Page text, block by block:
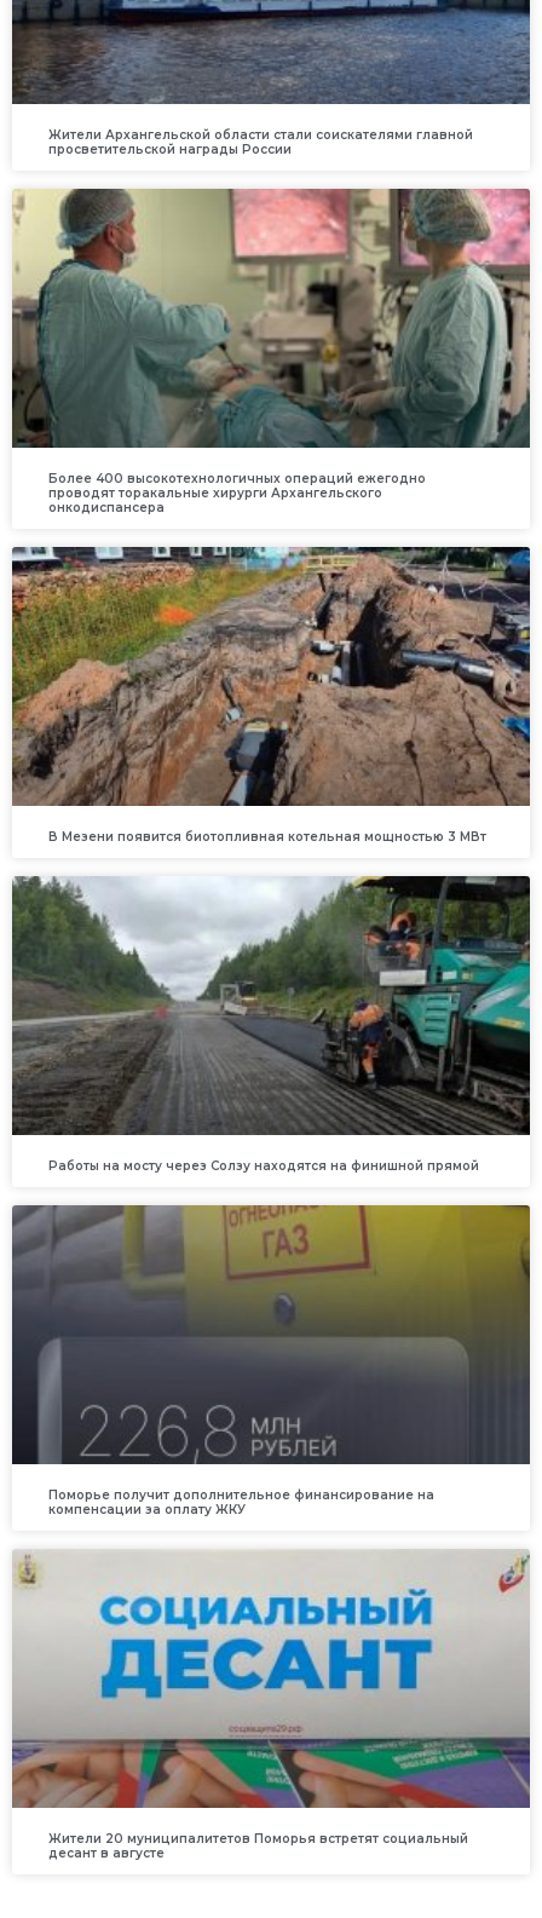
Жители Архангельской области стали соискателями главной
просветительской награды России
Более 400 высокотехнологичных операций ежегодно
проводят торакальные хирурги Архангельского
онкодиспансера
В Мезени появится биотопливная котельная мощностью 3 МВт
Работы на мосту через Солзу находятся на финишной прямой
Поморье получит дополнительное финансирование на
компенсации за оплату ЖКУ
Жители 20 муниципалитетов Поморья встретят социальный
десант в августе